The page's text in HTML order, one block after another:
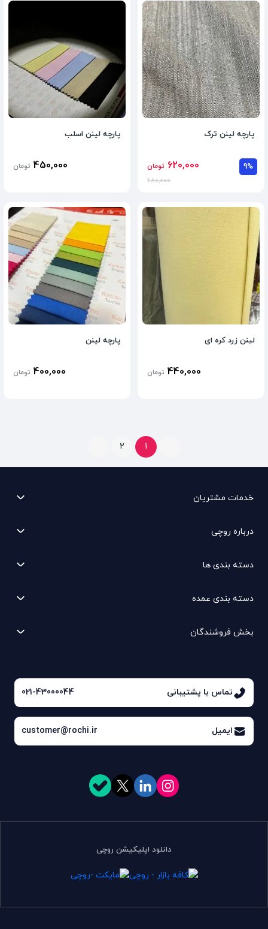
پارچه لینن ترک
9%
620,000 تومان
680,000
پارچه لینن اسلب
450,000 تومان
لینن زرد کره ای
440,000 تومان
پارچه لینن
400,000 تومان
1
2
خدمات مشتریان
درباره روچی
دسته بندی ها
دسته بندی عمده
بخش فروشندگان
تماس با پشتیبانی 021-43000044
ایمیل customer@rochi.ir
دانلود اپلیکیشن روچی